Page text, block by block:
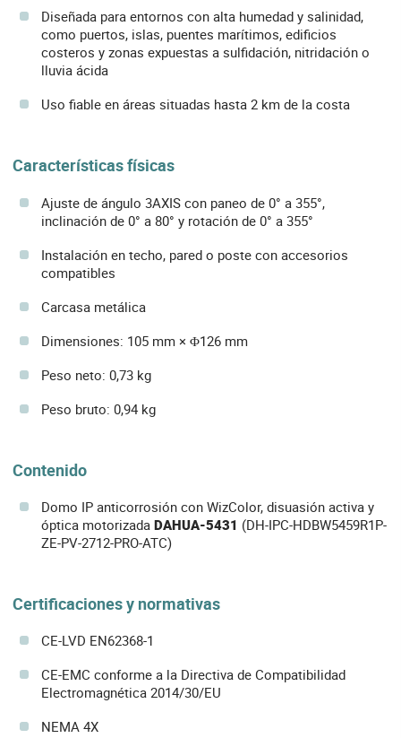
Diseñada para entornos con alta humedad y salinidad,
como puertos, islas, puentes marítimos, edificios
costeros y zonas expuestas a sulfidación, nitridación o
lluvia ácida
Uso fiable en áreas situadas hasta 2 km de la costa
Características físicas
Ajuste de ángulo 3AXIS con paneo de 0° a 355°,
inclinación de 0° a 80° y rotación de 0° a 355°
Instalación en techo, pared o poste con accesorios
compatibles
Carcasa metálica
Dimensiones: 105 mm × Φ126 mm
Peso neto: 0,73 kg
Peso bruto: 0,94 kg
Contenido
Domo IP anticorrosión con WizColor, disuasión activa y
óptica motorizada DAHUA-5431 (DH-IPC-HDBW5459R1P-
ZE-PV-2712-PRO-ATC)
Certificaciones y normativas
CE-LVD EN62368-1
CE-EMC conforme a la Directiva de Compatibilidad
Electromagnética 2014/30/EU
NEMA 4X